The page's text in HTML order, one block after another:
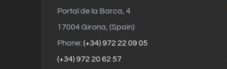
Portal de la Barca, 4
17004 Girona, (Spain)
Phone:(+34) 972 22 09 05
(+34) 972 20 62 57